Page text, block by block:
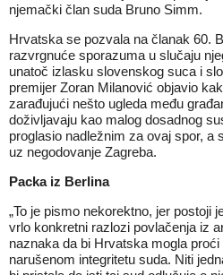
njemački član suda Bruno Simm.
Hrvatska se pozvala na članak 60.
razvrgnuće sporazuma u slučaju
unatoč izlasku slovenskog suca i
premijer Zoran Milanović objavio
zarađujući nešto ugleda među
doživljavaju kao malog dosadnog
proglasio nadležnim za ovaj spor, a
uz negodovanje Zagreba.
Packa iz Berlina
„To je pismo nekorektno, jer postoji
vrlo konkretni razlozi povlačenja iz
naznaka da bi Hrvatska mogla
narušenom integritetu suda. Niti